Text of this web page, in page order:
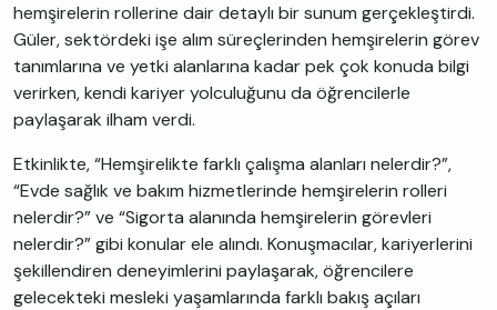
hemşirelerin rollerine dair detaylı bir sunum gerçekleştirdi.
Güler, sektördeki işe alım süreçlerinden hemşirelerin görev
tanımlarına ve yetki alanlarına kadar pek çok konuda bilgi
verirken, kendi kariyer yolculuğunu da öğrencilerle
paylaşarak ilham verdi.
Etkinlikte, “Hemşirelikte farklı çalışma alanları nelerdir?”,
“Evde sağlık ve bakım hizmetlerinde hemşirelerin rolleri
nelerdir?” ve “Sigorta alanında hemşirelerin görevleri
nelerdir?” gibi konular ele alındı. Konuşmacılar, kariyerlerini
şekillendiren deneyimlerini paylaşarak, öğrencilere
gelecekteki mesleki yaşamlarında farklı bakış açıları